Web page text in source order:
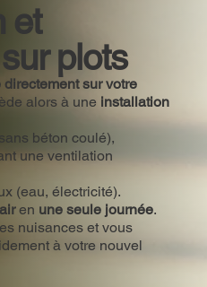
et
plots
directement sur votre
alors à une installation
béton coulé),
une ventilation
(eau, électricité).
en une seule journée.
nuisances et vous
à votre nouvel